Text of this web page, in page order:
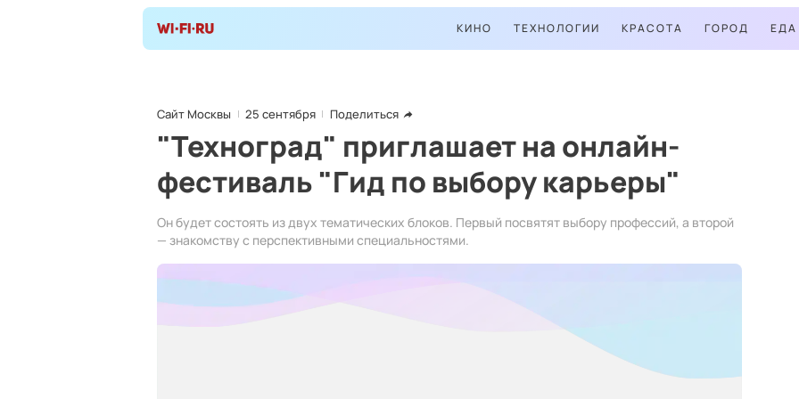
КИНО ТЕХНОЛОГИИ КРАСОТА ГОРОД ЕДА
Сайт Москвы 25 сентября Поделиться
"Техноград" приглашает на онлайн-
фестиваль "Гид по выбору карьеры"
Он будет состоять из двух тематических блоков. Первый посвятят выбору профессий, а второй
— знакомству с перспективными специальностями.